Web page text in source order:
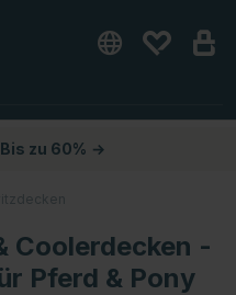
zu 60% →
Coolerdecken -
Pferd & Pony